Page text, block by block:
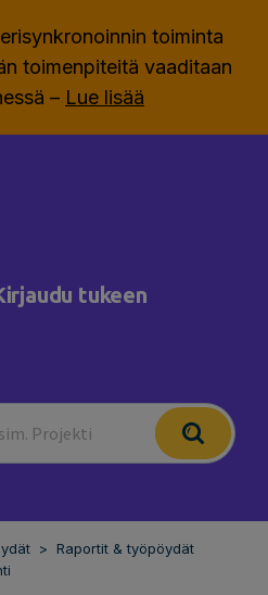
toiminta
toimenpiteitä vaaditaan
– Lue lisää
tukeen
Raportit & työpöydät